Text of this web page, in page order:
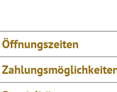
Öffnungszeiten